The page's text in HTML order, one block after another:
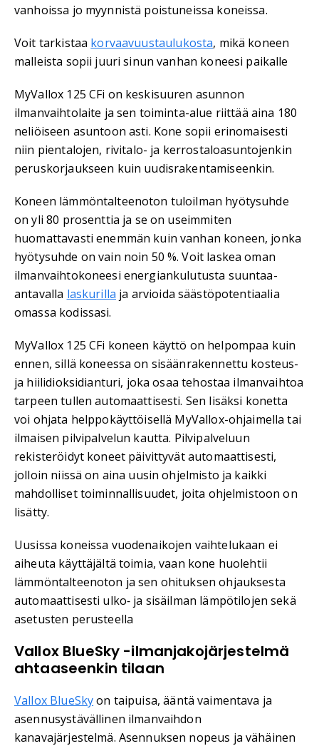
vanhoissa jo myynnistä poistuneissa koneissa.
Voit tarkistaa korvaavuustaulukosta, mikä koneen
malleista sopii juuri sinun vanhan koneesi paikalle
MyVallox 125 CFi on keskisuuren asunnon
ilmanvaihtolaite ja sen toiminta-alue riittää aina 180
neliöiseen asuntoon asti. Kone sopii erinomaisesti
niin pientalojen, rivitalo- ja kerrostaloasuntojenkin
peruskorjaukseen kuin uudisrakentamiseenkin.
Koneen lämmöntalteenoton tuloilman hyötysuhde
on yli 80 prosenttia ja se on useimmiten
huomattavasti enemmän kuin vanhan koneen, jonka
hyötysuhde on vain noin 50 %. Voit laskea oman
ilmanvaihtokoneesi energiankulutusta suuntaa-
antavalla laskurilla ja arvioida säästöpotentiaalia
omassa kodissasi.
MyVallox 125 CFi koneen käyttö on helpompaa kuin
ennen, sillä koneessa on sisäänrakennettu kosteus-
ja hiilidioksidianturi, joka osaa tehostaa ilmanvaihtoa
tarpeen tullen automaattisesti. Sen lisäksi konetta
voi ohjata helppokäyttöisellä MyVallox-ohjaimella tai
ilmaisen pilvipalvelun kautta. Pilvipalveluun
rekisteröidyt koneet päivittyvät automaattisesti,
jolloin niissä on aina uusin ohjelmisto ja kaikki
mahdolliset toiminnallisuudet, joita ohjelmistoon on
lisätty.
Uusissa koneissa vuodenaikojen vaihtelukaan ei
aiheuta käyttäjältä toimia, vaan kone huolehtii
lämmöntalteenoton ja sen ohituksen ohjauksesta
automaattisesti ulko‑ ja sisäilman lämpötilojen sekä
asetusten perusteella
Vallox BlueSky -ilmanjakojärjestelmä
ahtaaseenkin tilaan
Vallox BlueSkyon taipuisa, ääntä vaimentava ja
asennusystävällinen ilmanvaihdon
kanavajärjestelmä. Asennuksen nopeus ja vähäinen